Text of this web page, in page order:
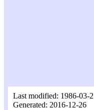
Last modified: 1986-03-
Generated: 2016-12-26